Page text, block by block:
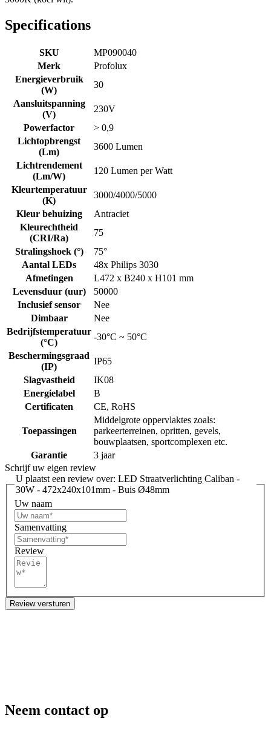
Specifications
SKU
MP090040
Merk
Profolux
Energieverbruik
(W)
30
Aansluitspanning
(V)
230V
Powerfactor
> 0,9
Lichtopbrengst
(Lm)
3600 Lumen
Lichtrendement
(Lm/W)
120 Lumen per Watt
Kleurtemperatuur
(K)
3000/4000/5000
Kleur behuizing
Antraciet
Kleurechtheid
(CRI/Ra)
75
Stralingshoek (°)
75°
Aantal LEDs
48x Philips 3030
Afmetingen
L472 x B240 x H101 mm
Levensduur (uur)
50000
Inclusief sensor
Nee
Dimbaar
Nee
Bedrijfstemperatuur
(°C)
-30°C ~ 50°C
Beschermingsgraad
(IP)
IP65
Slagvastheid
IK08
Energielabel
B
Certificaten
CE, RoHS
Toepassingen
Middelgrote oppervlaktes zoals:
parkeerterreinen, opritten, gevels,
bouwplaatsen, sportcomplexen etc.
Garantie
3 jaar
Schrijf uw eigen review
U plaatst een review over: LED Straatverlichting Caliban -
30W - 472x240x101mm - Buis Ø48mm
Uw naam
Samenvatting
Review
Review versturen
Neem contact op